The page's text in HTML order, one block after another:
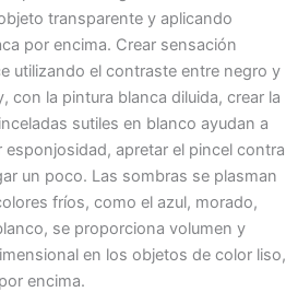
transparente y aplicando
por encima. Crear sensación
utilizando el contraste entre negro y
con la pintura blanca diluida, crear la
sutiles en blanco ayudan a
esponjosidad, apretar el pincel contra
un poco. Las sombras se plasman
fríos, como el azul, morado,
se proporciona volumen y
en los objetos de color liso,
encima.